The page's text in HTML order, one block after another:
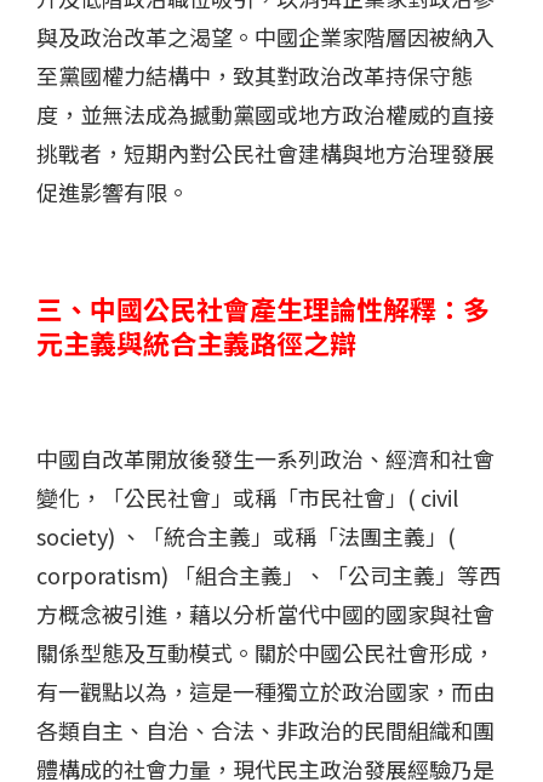
與及政治改革之渴望。中國企業家階層因被納入
至黨國權力結構中，致其對政治改革持保守態
度，並無法成為撼動黨國或地方政治權威的直接
挑戰者，短期內對公民社會建構與地方治理發展
促進影響有限。
三、中國公民社會產生理論性解釋：多
元主義與統合主義路徑之辯
中國自改革開放後發生一系列政治、經濟和社會
變化，「公民社會」或稱「市民社會」( civil
society) 、「統合主義」或稱「法團主義」(
corporatism) 「組合主義」、「公司主義」等西
方概念被引進，藉以分析當代中國的國家與社會
關係型態及互動模式。關於中國公民社會形成，
有一觀點以為，這是一種獨立於政治國家，而由
各類自主、自治、合法、非政治的民間組織和團
體構成的社會力量，現代民主政治發展經驗乃是